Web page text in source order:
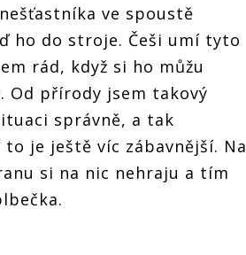
ve spoustě
ho do stroje. Češi umí tyto
rád, když si ho můžu
Od přírody jsem takový
správně, a tak
je ještě víc zábavnější. Na
si na nic nehraju a tím